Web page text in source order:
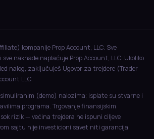
kompanije Prop Account, LLC. Sve
sve naknade naplaćuje Prop Account, LLC. Ukoliko
nalog, zaključuješ Ugovor za trejdere (Trader
LLC.
simuliranim (demo) nalozima; isplate su stvarne i
programa. Trgovanje finansijskim
rizik — većina trejdera ne ispuni ciljeve
sajtu nije investicioni savet niti garancija